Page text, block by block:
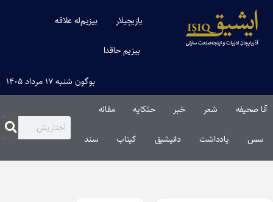
یازیچیلار بیزیم‌له علاقه
بیزیم حاقدا
بوگون شنبه ۱۷ مرداد ۱۴۰۵
آنا صحیفه شعر خبر حئکایه مقاله‌
سس یادداشت دانیشیق کیتاب سند